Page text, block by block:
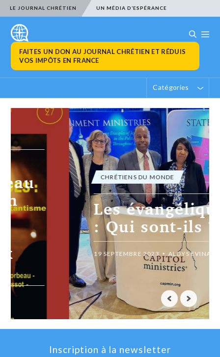
LE JOURNAL CHRÉTIEN UN MÉDIA D’ESPÉRANCE
FAITES UN DON AU JOURNAL CHRÉTIEN ET RÉDUIS
VOS IMPÔTS EN FRANCE
Catégories
CHRÉTIENS DU MONDE
Les évangéliques
: Qui sont-ils ?
19 SEPTEMBRE 2023 ALOYS EVINA
Inscription à la newsletter